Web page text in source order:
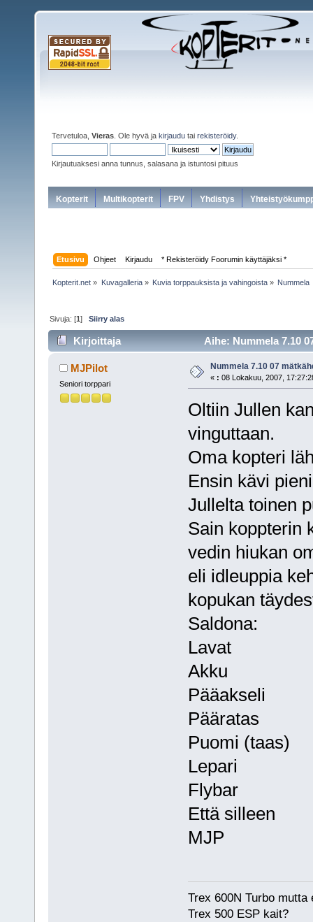
Tervetuloa, Vieras . Ole hyvä ja kirjaudu tai rekisteröidy.
Kirjautuaksesi anna tunnus, salasana ja istuntosi pituus
Kopterit Multikopterit FPV Yhdistys
Etusivu Ohjeet Kirjaudu * Rekisteröidy Foorumin käyttäjäksi *
Kopterit.net » Kuvagalleria» Kuvia torppauksista ja vahingoista» Nummela
Sivuja: [1]Siirry alas
Kirjoittaja Aihe: Nummela 7.10
MJPilot
Seniori torppari
Nummela 7.10 07
« : 08 Lokakuu, 2007,
Oltiin Jullen
vinguttaan.
Oma kopteri
Ensin kävi
Jullelta toinen
Sain koppterin
vedin hiukan
eli idleuppia
kopukan
Saldona:
Lavat
Akku
Pääakseli
Pääratas
Puomi (taas)
Lepari
Flybar
Että silleen
MJP
Trex 600N Turbo
Trex 500 ESP kait?